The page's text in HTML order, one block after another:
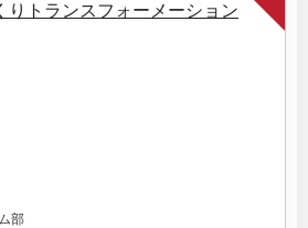
りトランスフォーメーション
部